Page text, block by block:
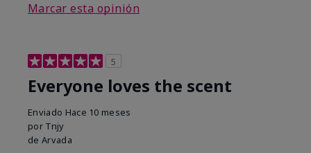
Marcar esta opinión
5
Everyone loves the scent
Enviado Hace 10 meses
por Tnjy
de Arvada